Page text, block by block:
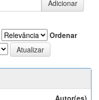
Ordenar
Autor(es)